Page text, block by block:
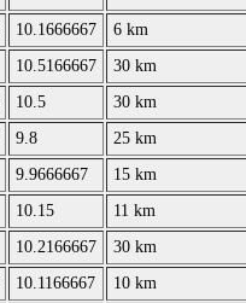
10.1666667
6 km
10.5166667
30 km
10.5
30 km
9.8
25 km
9.9666667
15 km
10.15
11 km
10.2166667
30 km
10.1166667
10 km